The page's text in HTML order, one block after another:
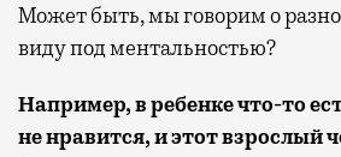
Может быть, мы говорим о
виду под ментальностью?
Например, в ребенке что-то
не нравится, и этот взрослый